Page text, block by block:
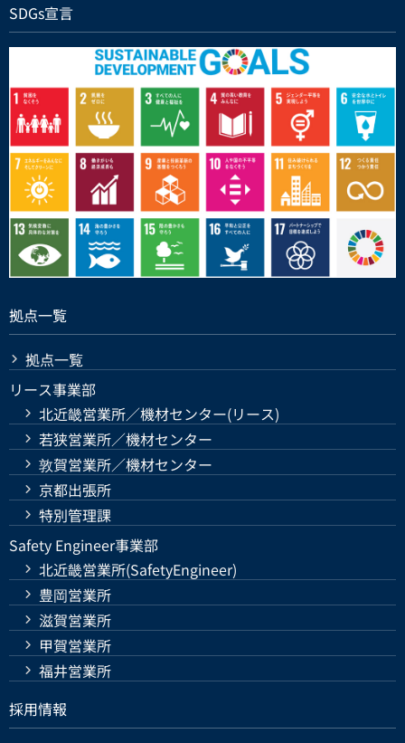
SDGs宣言
拠点一覧
拠点一覧
リース事業部
北近畿営業所／機材センター(リース)
若狭営業所／機材センター
敦賀営業所／機材センター
京都出張所
特別管理課
Safety Engineer事業部
北近畿営業所(SafetyEngineer)
豊岡営業所
滋賀営業所
甲賀営業所
福井営業所
採用情報